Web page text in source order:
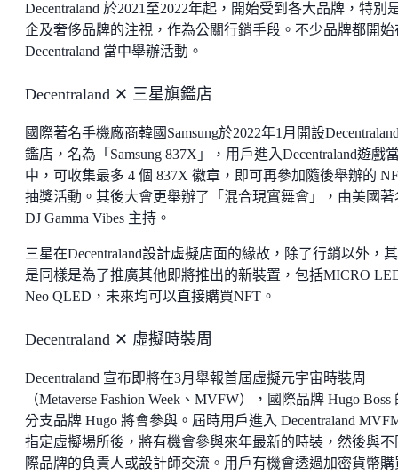
Decentraland 於2021至2022年起，開始受到各大品牌，特別
企及奢侈品牌的注視，作為公關行銷手段。不少品牌都開始
Decentraland 當中舉辦活動。
Decentraland ✕ 三星旗鑑店
國際著名手機廠商韓國Samsung於2022年1月開設
鑑店，名為「Samsung 837X」，用戶進入Decentraland遊戲
中，可收集最多 4 個 837X 徽章，即可再參加隨後舉辦的
抽獎活動。其後大會更舉辦了「混合現實舞會」，由美國著
DJ Gamma Vibes 主持。
三星在Decentraland設計虛擬店面的緣故，除了行銷以外，
是同樣是為了推廣其他即將推出的新裝置，包括MICRO
Neo QLED，未來均可以直接購買NFT。
Decentraland ✕ 虛擬時裝周
Decentraland 宣布即將在3月舉報首屆虛擬元宇宙時裝周
（Metaverse Fashion Week、MVFW），國際品牌 Hugo Boss
分支品牌 Hugo 將會參與。屆時用戶進入 Decentraland
指定虛擬場所後，將有機會參與來年最新的時裝，然後與不
際品牌的負責人或設計師交流。用戶有機會透過加密貨幣購